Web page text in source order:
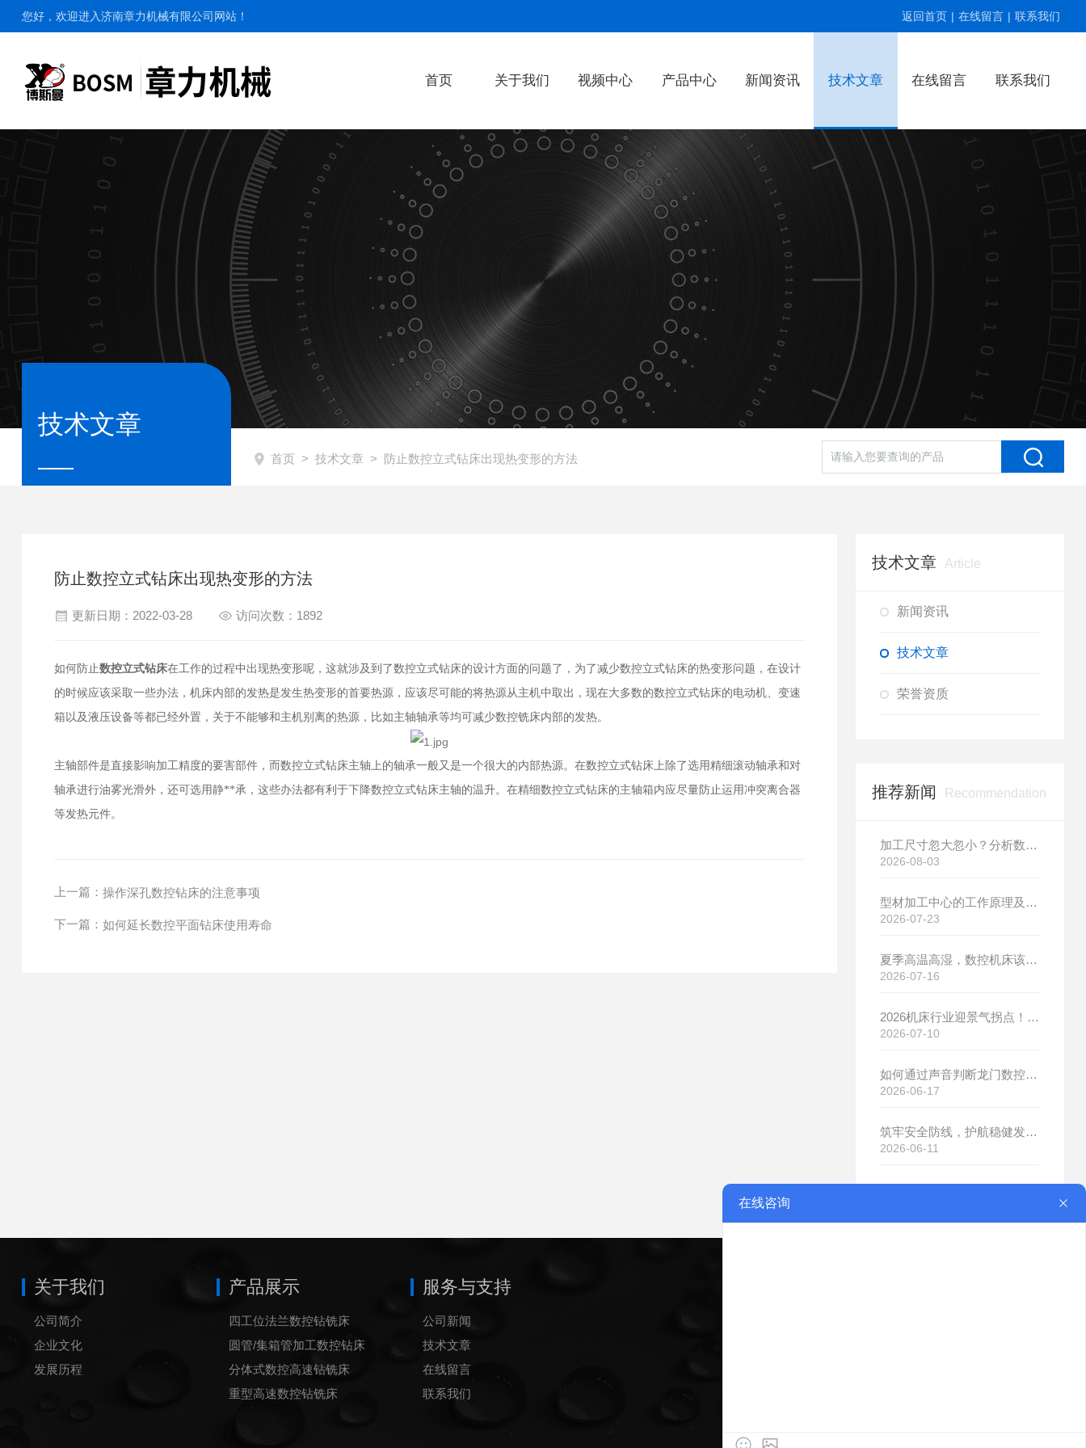
您好，欢迎进入济南章力机械有限公司网站！ 返回首页 | 在线留言 | 联系我们
首页 关于我们 视频中心 产品中心 新闻资讯 技术文章 在线留言 联系我们
技术文章
首页 > 技术文章 > 防止数控立式钻床出现热变形的方法
防止数控立式钻床出现热变形的方法
更新日期：2022-03-28 访问次数：1892
如何防止数控立式钻床在工作的过程中出现热变形呢，这就涉及到了数控立式钻床的设计方面的问题了，为了减少数控立式钻床的热变形问题，在设计
的时候应该采取一些办法，机床内部的发热是发生热变形的首要热源，应该尽可能的将热源从主机中取出，现在大多数的数控立式钻床的电动机、变速
箱以及液压设备等都已经外置，关于不能够和主机别离的热源，比如主轴轴承等均可减少数控铣床内部的发热。
主轴部件是直接影响加工精度的要害部件，而数控立式钻床主轴上的轴承一般又是一个很大的内部热源。在数控立式钻床上除了选用精细滚动轴承和对
轴承进行油雾光滑外，还可选用静**承，这些办法都有利于下降数控立式钻床主轴的温升。在精细数控立式钻床的主轴箱内应尽量防止运用冲突离合器
等发热元件。
上一篇： 操作深孔数控钻床的注意事项
下一篇： 如何延长数控平面钻床使用寿命
技术文章 Article
新闻资讯
技术文章
荣誉资质
推荐新闻 Recommendation
加工尺寸忽大忽小？分析数控机床热变形的影响与改善方案
2026-08-03
型材加工中心的工作原理及具体应用场景介绍
2026-07-23
夏季高温高湿，数控机床该如何进行针对性保养？（附冬夏维保异同对比）
2026-07-16
2026机床行业迎景气拐点！需求爆发+国产替代，博斯曼数控设备产销两旺发货忙
2026-07-10
如何通过声音判断龙门数控钻铣床的运行状态
2026-06-17
筑牢安全防线，护航稳健发展｜济南章力机械有限公司开展2026年安全生产月系列活动
2026-06-11
关于我们
公司简介
企业文化
发展历程
产品展示
四工位法兰数控钻铣床
圆管/集箱管加工数控钻床
分体式数控高速钻铣床
重型高速数控钻铣床
服务与支持
公司新闻
技术文章
在线留言
联系我们